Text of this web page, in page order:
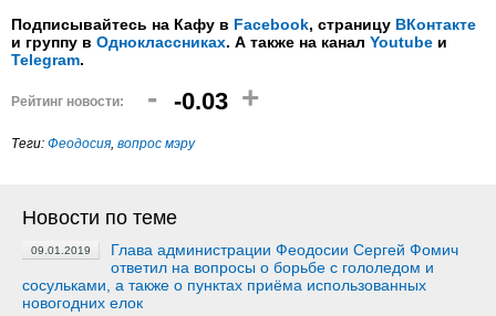
Подписывайтесь на Кафу в Facebook, страницу ВКонтакте
и группу в Одноклассниках. А также на канал Youtube и
Telegram.
Рейтинг новости: - -0.03 +
Теги: Феодосия, вопрос мэру
Новости по теме
09.01.2019
Глава администрации Феодосии Сергей Фомич
ответил на вопросы о борьбе с гололедом и
сосульками, а также о пунктах приёма использованных
новогодних елок